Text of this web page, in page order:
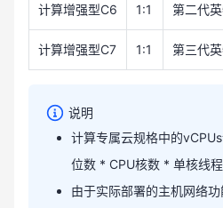
计算增强型C6 1:1 第二代
计算增强型C7 1:1 第三代
说明
计算专属云规格中的
位数 * CPU核数 * 单核线
由于实际部署的主机网络